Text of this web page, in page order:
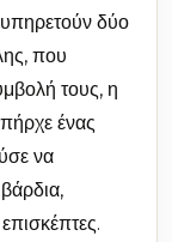
δύο
που
τους, η
ένας
να